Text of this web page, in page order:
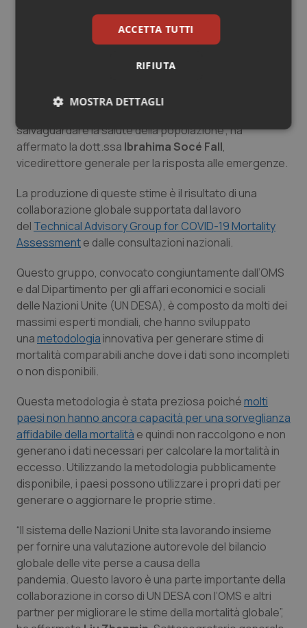
“I dati sono la base del nostro lavoro quotidiano per
promuovere la salute, mantenere il mondo al sicuro e
servire i più vulnerabili. Sappiamo dove sono le lacune
nei dati e dobbiamo intensificare collettivamente il
abbia la capacità di monitorare i focolai in tempo reale,
salvaguardare la salute della popolazione”, ha
affermato la dott.ssa Ibrahima Socé Fall,
vicedirettore generale per la risposta alle emergenze.
La produzione di queste stime è il risultato di una
collaborazione globale supportata dal lavoro
del Technical Advisory Group for COVID-19 Mortality
Assessmente dalle consultazioni nazionali.
Questo gruppo, convocato congiuntamente dall’OMS
e dal Dipartimento per gli affari economici e sociali
delle Nazioni Unite (UN DESA), è composto da molti dei
massimi esperti mondiali, che hanno sviluppato
unametodologia innovativa per generare stime di
mortalità comparabili anche dove i dati sono incompleti
o non disponibili.
Questa metodologia è stata preziosa poichémolti
paesi non hanno ancora capacità per una sorveglianza
affidabile della mortalità e quindi non raccolgono e non
generano i dati necessari per calcolare la mortalità in
eccesso. Utilizzando la metodologia pubblicamente
disponibile, i paesi possono utilizzare i propri dati per
generare o aggiornare le proprie stime.
“Il sistema delle Nazioni Unite sta lavorando insieme
per fornire una valutazione autorevole del bilancio
globale delle vite perse a causa della
pandemia. Questo lavoro è una parte importante della
collaborazione in corso di UN DESA con l’OMS e altri
partner per migliorare le stime della mortalità globale”,
ACCETTA TUTTI
RIFIUTA
MOSTRA DETTAGLI
Necessari Statistici Marketing
Necessari Statistici Marketing
navigazione sulle pagine e l'accesso alle aree
protette del sito. Il sito web non è in grado di
funzionare correttamente senza questi cookie.
Fornitore Dominio
VISITOR_PRIVACY_METADATA
YouTube
.youtube.com
CookieScriptConsent
CookieScript
www.quotidianosanita.it